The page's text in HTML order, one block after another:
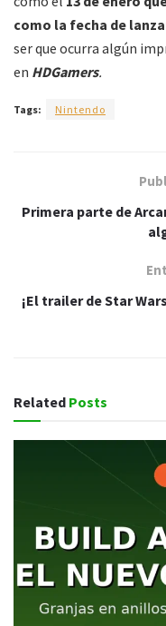
como la fecha de
ser que ocurra algún
en HDGamers.
Tags: Nintendo
Primera parte de
¡El trailer de Star
Related Posts